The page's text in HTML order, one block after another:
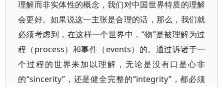
理解而非实体性的概念，我们对中国世界特质的理解
会更好。如果说这一主张是合理的话，那么，我们就
必须考虑到，在这样一个世界中，“物”是被理解为过
程（process）和事件（events）的。通过诉诸于一
个过程的世界来加以理解，无论是没有口是心非
的“sincerity”，还是健全完整的“integrity”，都必须